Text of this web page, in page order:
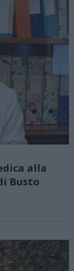
alla
Busto